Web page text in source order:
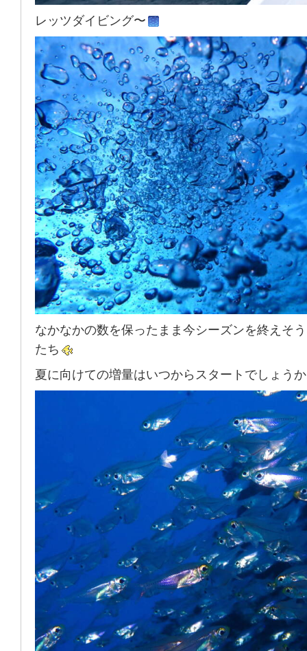
レッツダイビング〜
なかなかの数を保ったまま今シーズンを終えそ
たち
夏に向けての増量はいつからスタートでしょう